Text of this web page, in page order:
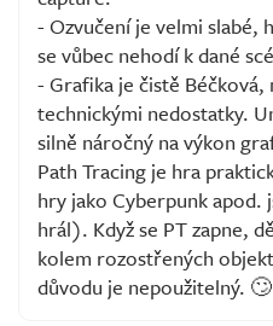
- Ozvučení je velmi slabé,
se vůbec nehodí k dané
- Grafika je čistě Béčková,
technickými nedostatky.
silně náročný na výkon
Path Tracing je hra
hry jako Cyberpunk apod.
hrál). Když se PT zapne,
kolem rozostřených
důvodu je nepoužitelný. 🙄